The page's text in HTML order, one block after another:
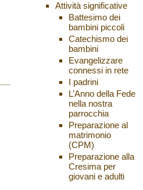
Attività significative
Battesimo dei
bambini piccoli
Catechismo dei
bambini
Evangelizzare
connessi in rete
I padrini
L’Anno della Fede
nella nostra
parrocchia
Preparazione al
matrimonio
(CPM)
Preparazione alla
Cresima per
giovani e adulti